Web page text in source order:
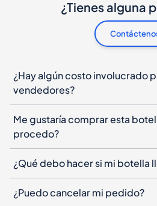
¿Tienes alguna
¿Hay algún costo involucrado
vendedores?
Me gustaría comprar esta
procedo?
¿Qué debo hacer si mi botella
¿Puedo cancelar mi pedido?